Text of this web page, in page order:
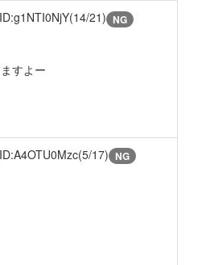
ID:g1NTI0NjY(14/21) NG
すよー
ID:A4OTU0Mzc(5/17) NG